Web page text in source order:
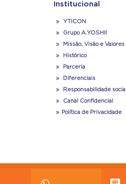
Institucional
YTICON
Grupo A.YOSHII
Missão, Visão e Valores
Histórico
Parceria
Diferenciais
Responsabilidade social
Canal Confidencial
Política de Privacidade